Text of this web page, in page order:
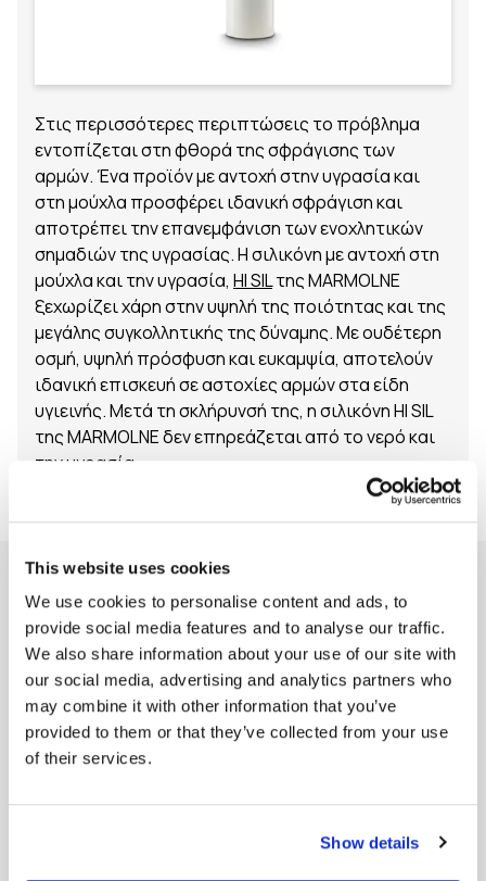
This website uses cookies
We use cookies to personalise content and ads, to
provide social media features and to analyse our traffic.
We also share information about your use of our site with
our social media, advertising and analytics partners who
may combine it with other information that you’ve
provided to them or that they’ve collected from your use
of their services.
Show details
Στις περισσότερες περιπτώσεις το πρόβλημα
εντοπίζεται στη φθορά της σφράγισης των
αρμών. Ένα προϊόν με αντοχή στην υγρασία και
στη μούχλα προσφέρει ιδανική σφράγιση και
αποτρέπει την επανεμφάνιση των ενοχλητικών
σημαδιών της υγρασίας. H σιλικόνη με αντοχή στη
μούχλα και την υγρασία, HI SILτης MARMOLNE
ξεχωρίζει χάρη στην υψηλή της ποιότητας και της
μεγάλης συγκολλητικής της δύναμης. Με ουδέτερη
οσμή, υψηλή πρόσφυση και ευκαμψία, αποτελούν
ιδανική επισκευή σε αστοχίες αρμών στα είδη
υγιεινής. Μετά τη σκλήρυνσή της, η σιλικόνη HI SIL
της MARMOLNE δεν επηρεάζεται από το νερό και
την υγρασία.
Τρόπος εφαρμογής
Η σιλικόνη HI SIL, με αντοχή στη μούχλα,
χρησιμοποιείται για σφράγιση αρμών σε μπανιέρες,
νιπτήρες, αλουμίνια, τζάμια κ.ά. Εφαρμόζεται εύκολα
και παρουσιάζει ιδιαίτερη αντοχή σε θερμοκρασίες
από -50 °C έως + 160 °C.
Η επιφάνεια στην οποία εφαρμόζεται πρέπει να
να έρχονται σε επαφή μόνο με τις δύο απέναντι
πλευρές του αρμού για να μπορούν να διαστέλλονται